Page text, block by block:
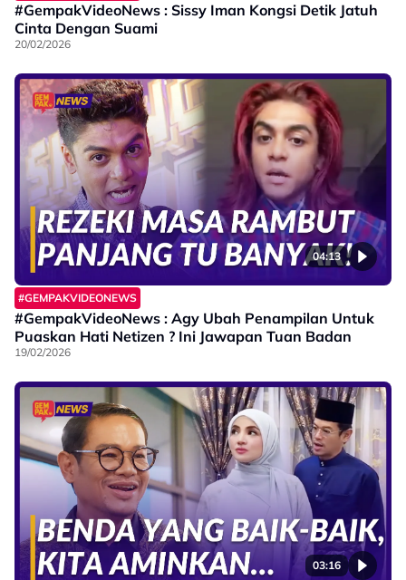
#GempakVideoNews : Sissy Iman Kongsi Detik Jatuh
Cinta Dengan Suami
20/02/2026
04:13
#GEMPAKVIDEONEWS
#GempakVideoNews : Agy Ubah Penampilan Untuk
Puaskan Hati Netizen ? Ini Jawapan Tuan Badan
19/02/2026
03:16